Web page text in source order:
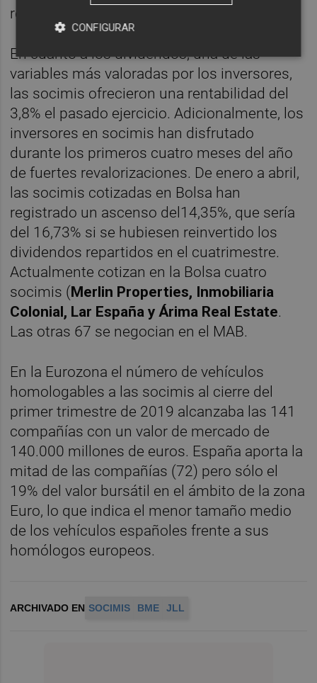
régimen.
En cuanto a los dividendos, una de las
variables más valoradas por los inversores,
las socimis ofrecieron una rentabilidad del
3,8% el pasado ejercicio. Adicionalmente, los
inversores en socimis han disfrutado
durante los primeros cuatro meses del año
de fuertes revalorizaciones. De enero a abril,
las socimis cotizadas en Bolsa han
registrado un ascenso del14,35%, que sería
del 16,73% si se hubiesen reinvertido los
dividendos repartidos en el cuatrimestre.
Actualmente cotizan en la Bolsa cuatro
socimis (Merlin Properties, Inmobiliaria
Colonial, Lar España y Árima Real Estate.
Las otras 67 se negocian en el MAB.
En la Eurozona el número de vehículos
homologables a las socimis al cierre del
primer trimestre de 2019 alcanzaba las 141
compañías con un valor de mercado de
140.000 millones de euros. España aporta la
mitad de las compañías (72) pero sólo el
19% del valor bursátil en el ámbito de la zona
Euro, lo que indica el menor tamaño medio
de los vehículos españoles frente a sus
homólogos europeos.
ARCHIVADO EN SOCIMIS BME JLL
CONFIGURAR